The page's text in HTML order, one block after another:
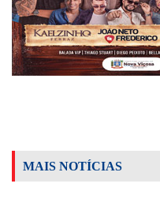
MAIS NOTÍCIAS